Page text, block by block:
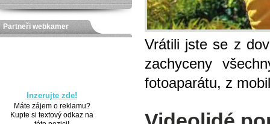
Vrátili jste se z
zachyceny
fotoaparátu, z
Partneři webkamer
Inzerujte zde!
Máte zájem o reklamu?
Kupte si textový odkaz na